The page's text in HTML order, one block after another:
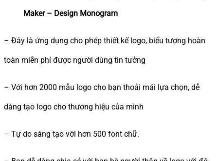
Maker – Design Monogram
– Đây là ứng dụng cho phép thiết kế logo, biểu tượng hoàn
toàn miễn phí được người dùng tin tưởng
– Với hơn 2000 mẫu logo cho bạn thoải mái lựa chọn, dễ
dàng tạo logo cho thương hiệu của mình
– Tự do sáng tạo với hơn 500 font chữ.